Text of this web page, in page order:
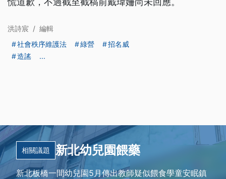
洪詩宸 / 編輯
社會秩序維護法
綠營
招名威
造謠
...
相關議題 新北幼兒園餵藥
新北板橋一間幼兒園5月傳出教師疑似餵食學童安眠鎮